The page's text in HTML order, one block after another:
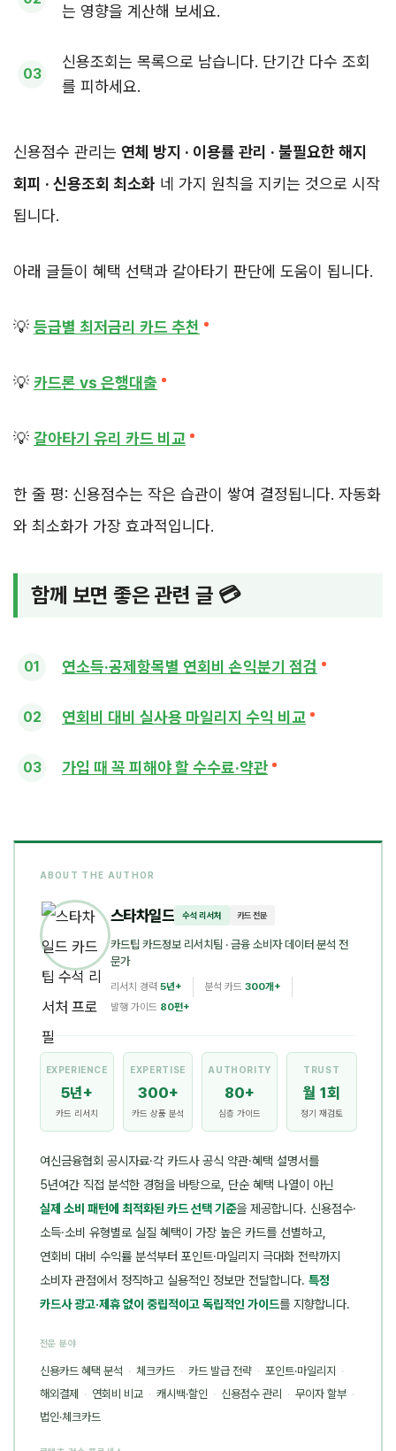
는 영향을 계산해 보세요.
신용조회는 목록으로 남습니다. 단기간 다수 조회
를 피하세요.
신용점수 관리는 연체 방지 · 이용률 관리 · 불필요한 해지
회피 · 신용조회 최소화 네 가지 원칙을 지키는 것으로 시작
됩니다.
아래 글들이 혜택 선택과 갈아타기 판단에 도움이 됩니다.
💡 등급별 최저금리 카드 추천
💡 카드론 vs 은행대출
💡 갈아타기 유리 카드 비교
한 줄 평: 신용점수는 작은 습관이 쌓여 결정됩니다. 자동화
와 최소화가 가장 효과적입니다.
함께 보면 좋은 관련 글 💳
연소득·공제항목별 연회비 손익분기 점검
연회비 대비 실사용 마일리지 수익 비교
가입 때 꼭 피해야 할 수수료·약관
ABOUT THE AUTHOR
스타차일드 수석 리서처 카드 전문
카드팁 카드정보 리서치팀 · 금융 소비자 데이터 분석 전
문가
리서치 경력 5년+ 분석 카드 300개+
발행 가이드 80편+
EXPERIENCE
5년+
카드 리서치
EXPERTISE
300+
카드 상품 분석
AUTHORITY
80+
심층 가이드
TRUST
월 1회
정기 재검토
여신금융협회 공시자료·각 카드사 공식 약관·혜택 설명서를
5년여간 직접 분석한 경험을 바탕으로, 단순 혜택 나열이 아닌
실제 소비 패턴에 최적화된 카드 선택 기준을 제공합니다. 신용점수·
소득·소비 유형별로 실질 혜택이 가장 높은 카드를 선별하고,
연회비 대비 수익률 분석부터 포인트·마일리지 극대화 전략까지
소비자 관점에서 정직하고 실용적인 정보만 전달합니다. 특정
카드사 광고·제휴 없이 중립적이고 독립적인 가이드를 지향합니다.
전문 분야
신용카드 혜택 분석 · 체크카드 · 카드 발급 전략 · 포인트·마일리지 ·
해외결제 · 연회비 비교 · 캐시백·할인 · 신용점수 관리 · 무이자 할부 ·
법인·체크카드